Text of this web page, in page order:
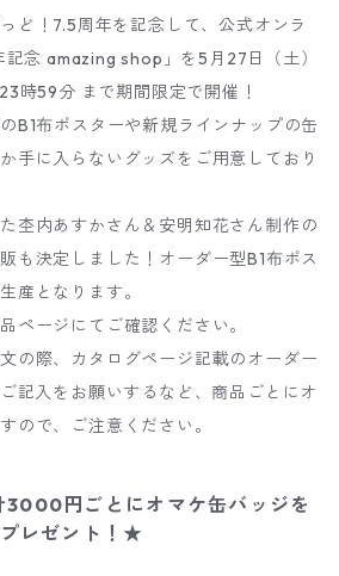
ど！7.5周年を記念して、公式オンラ
念 amazing shop」を5月27日（土）
時59分 まで期間限定で開催！
B1布ポスターや新規ラインナップの缶
手に入らないグッズをご用意しており
杢内あすかさん＆安明知花さん制作の
も決定しました！オーダー型B1布ポス
産となります。
ページにてご確認ください。
の際、カタログページ記載のオーダー
記入をお願いするなど、商品ごとにオ
ので、ご注意ください。
円ごとにオマケ缶バッジを
プレゼント！★